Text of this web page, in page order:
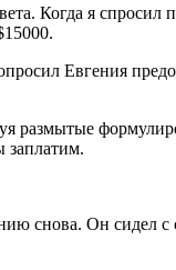
Когда я спросил
Евгения
размытые
заплатим.
снова. Он сидел с